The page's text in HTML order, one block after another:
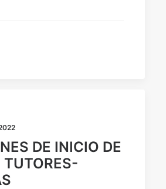
DE INICIO DE
TUTORES-